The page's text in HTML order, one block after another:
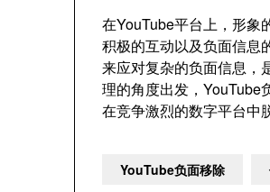
在YouTube平台上，形象
积极的互动以及负面信息
来应对复杂的负面信息，
理的角度出发，YouTube
在竞争激烈的数字平台中
YouTube负面移除